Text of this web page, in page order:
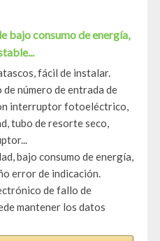
bajo consumo de energía,
fácil de instalar.
número de entrada de
interruptor fotoeléctrico,
tubo de resorte seco,
bajo consumo de energía,
error de indicación.
de fallo de
mantener los datos